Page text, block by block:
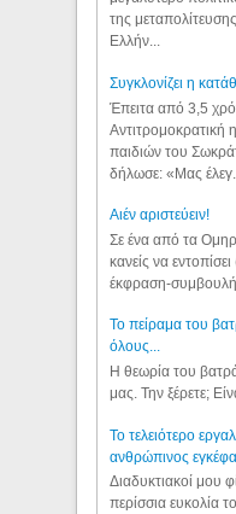
της
Ελλήν...
Συγκλονίζει η
Έπειτα από 3,5
Αντιτρομοκρατική
παιδιών του
δήλωσε: «Μας έλεγ...
Aιέν αριστεύειν!
Σε ένα από τα
κανείς να
έκφραση-συμβουλή
Το πείραμα του
όλους...
Η θεωρία του
μας. Την ξέρετε;
Το τελειότερο
ανθρώπινος
Διαδυκτιακοί μου
περίσσια ευκολία